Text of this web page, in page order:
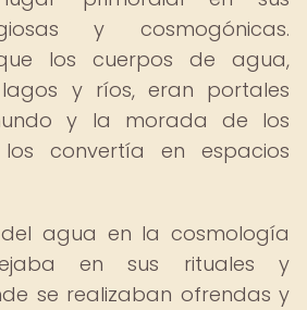
y cosmogónicas.
los cuerpos de agua,
y ríos, eran portales
y la morada de los
convertía en espacios
agua en la cosmología
en sus rituales y
se realizaban ofrendas y